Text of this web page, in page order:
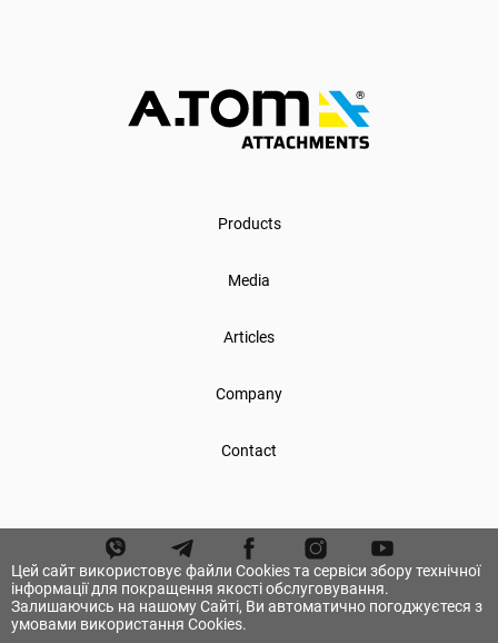
Цей сайт використовує файли Cookies та сервіси збору технічної
інформації для покращення якості обслуговування.
Залишаючись на нашому Сайті, Ви автоматично погоджуєтеся з
умовами використання Cookies.
Products
Media
Articles
Company
Contact